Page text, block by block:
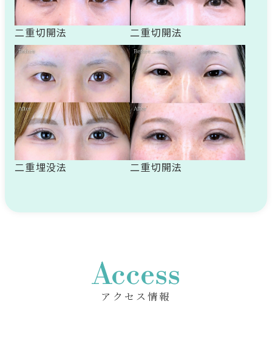
二重切開法 二重切開法
二重埋没法 二重切開法
Access
アクセス情報